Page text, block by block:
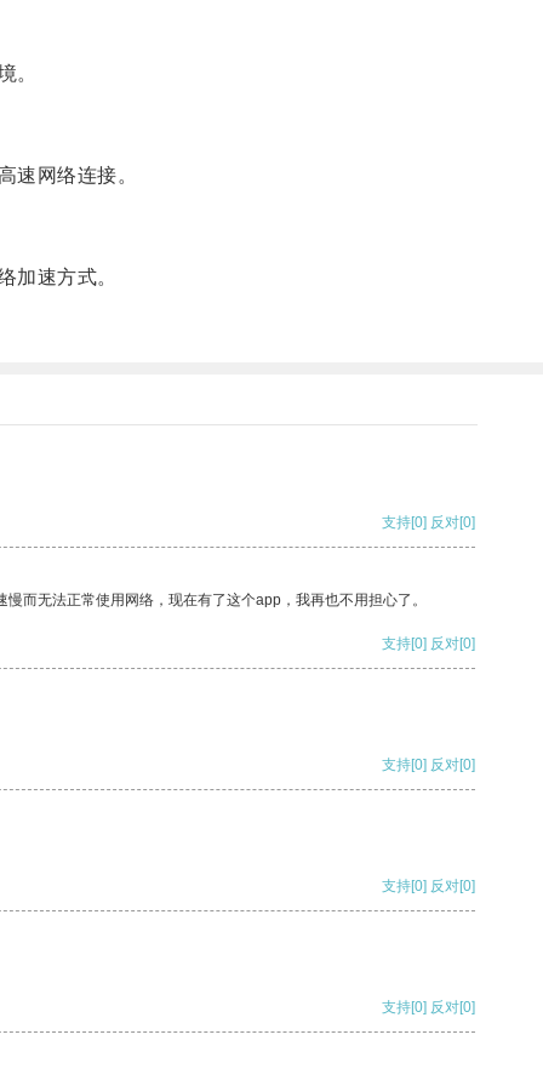
。
网络连接。
速方式。
支持[0] 反对[0]
而无法正常使用网络，现在有了这个app，我再也不用担心了。
支持[0] 反对[0]
支持[0] 反对[0]
支持[0] 反对[0]
支持[0] 反对[0]